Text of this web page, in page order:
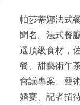
帕莎蒂娜法式
聞名。法式餐
選頂級食材，
餐、甜藝術午
會議專案、藝
婚宴、記者招